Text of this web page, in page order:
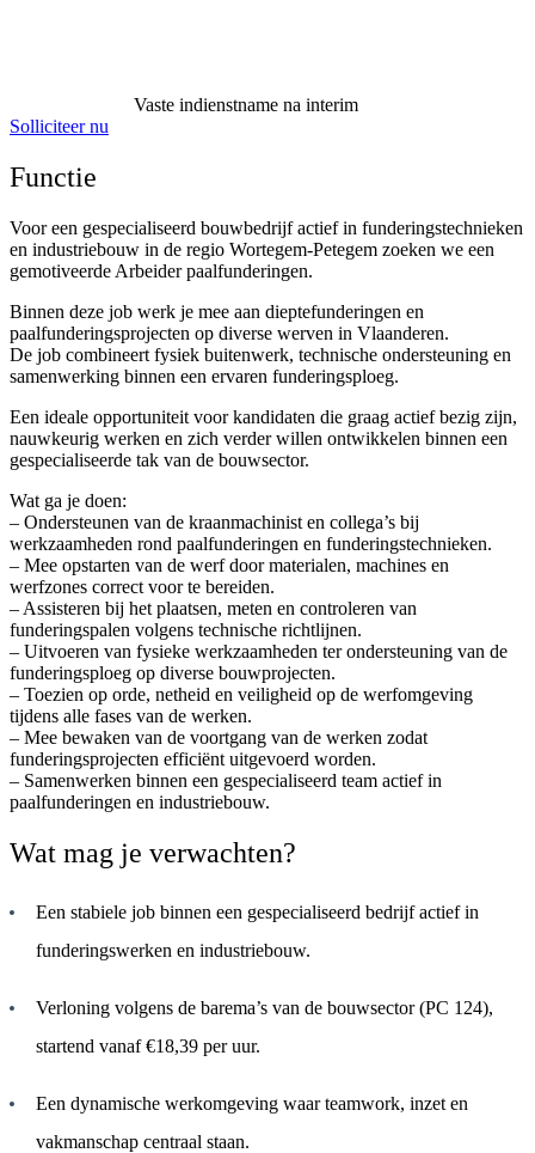
Vaste indienstname na interim
Solliciteer nu
Functie
Voor een gespecialiseerd bouwbedrijf actief in funderingstechnieken
en industriebouw in de regio Wortegem-Petegem zoeken we een
gemotiveerde Arbeider paalfunderingen.
Binnen deze job werk je mee aan dieptefunderingen en
paalfunderingsprojecten op diverse werven in Vlaanderen.
De job combineert fysiek buitenwerk, technische ondersteuning en
samenwerking binnen een ervaren funderingsploeg.
Een ideale opportuniteit voor kandidaten die graag actief bezig zijn,
nauwkeurig werken en zich verder willen ontwikkelen binnen een
gespecialiseerde tak van de bouwsector.
Wat ga je doen:
– Ondersteunen van de kraanmachinist en collega’s bij
werkzaamheden rond paalfunderingen en funderingstechnieken.
– Mee opstarten van de werf door materialen, machines en
werfzones correct voor te bereiden.
– Assisteren bij het plaatsen, meten en controleren van
funderingspalen volgens technische richtlijnen.
– Uitvoeren van fysieke werkzaamheden ter ondersteuning van de
funderingsploeg op diverse bouwprojecten.
– Toezien op orde, netheid en veiligheid op de werfomgeving
tijdens alle fases van de werken.
– Mee bewaken van de voortgang van de werken zodat
funderingsprojecten efficiënt uitgevoerd worden.
– Samenwerken binnen een gespecialiseerd team actief in
paalfunderingen en industriebouw.
Wat mag je verwachten?
Een stabiele job binnen een gespecialiseerd bedrijf actief in
funderingswerken en industriebouw.
Verloning volgens de barema’s van de bouwsector (PC 124),
startend vanaf €18,39 per uur.
Een dynamische werkomgeving waar teamwork, inzet en
vakmanschap centraal staan.